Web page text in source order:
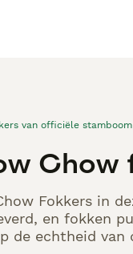
van officiële
Chow
Fokkers in
en fokken
de echtheid